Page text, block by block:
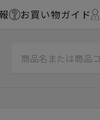
お買い物ガイド